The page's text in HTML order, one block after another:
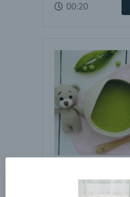
00:20
príkrm s hráškom